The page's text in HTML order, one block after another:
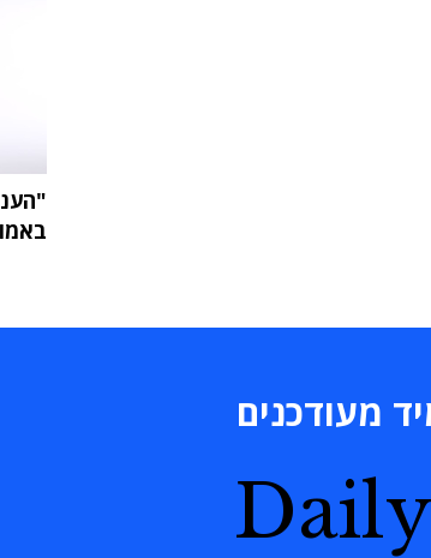
מעודכנים
Daily